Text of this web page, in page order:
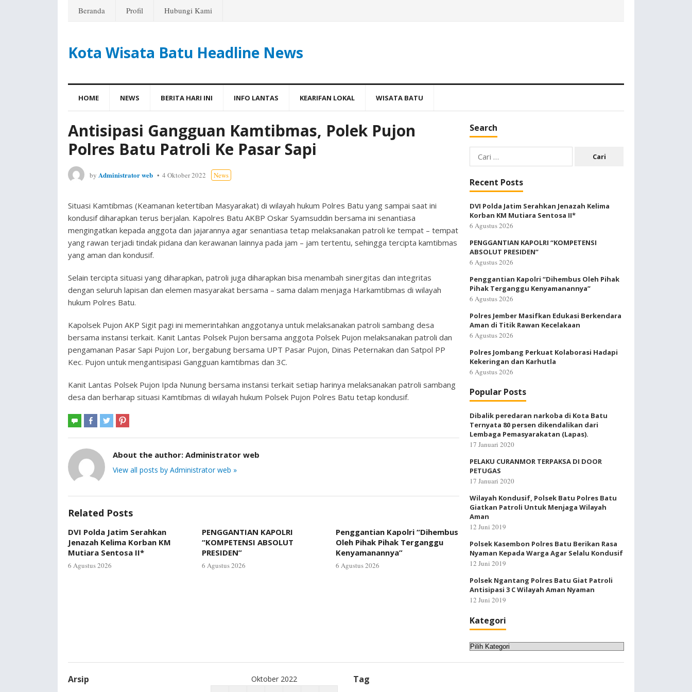
Beranda Profil Hubungi Kami
Kota Wisata Batu Headline News
HOME NEWS BERITA HARI INI INFO LANTAS KEARIFAN LOKAL WISATA BATU
Antisipasi Gangguan Kamtibmas, Polek Pujon
Polres Batu Patroli Ke Pasar Sapi
by Administrator web 4 Oktober 2022 News
Situasi Kamtibmas (Keamanan ketertiban Masyarakat) di wilayah hukum Polres Batu yang sampai saat ini
kondusif diharapkan terus berjalan. Kapolres Batu AKBP Oskar Syamsuddin bersama ini senantiasa
mengingatkan kepada anggota dan jajarannya agar senantiasa tetap melaksanakan patroli ke tempat – tempat
yang rawan terjadi tindak pidana dan kerawanan lainnya pada jam – jam tertentu, sehingga tercipta kamtibmas
yang aman dan kondusif.
Selain tercipta situasi yang diharapkan, patroli juga diharapkan bisa menambah sinergitas dan integritas
dengan seluruh lapisan dan elemen masyarakat bersama – sama dalam menjaga Harkamtibmas di wilayah
hukum Polres Batu.
Kapolsek Pujon AKP Sigit pagi ini memerintahkan anggotanya untuk melaksanakan patroli sambang desa
bersama instansi terkait. Kanit Lantas Polsek Pujon bersama anggota Polsek Pujon melaksanakan patroli dan
pengamanan Pasar Sapi Pujon Lor, bergabung bersama UPT Pasar Pujon, Dinas Peternakan dan Satpol PP
Kec. Pujon untuk mengantisipasi Gangguan kamtibmas dan 3C.
Kanit Lantas Polsek Pujon Ipda Nunung bersama instansi terkait setiap harinya melaksanakan patroli sambang
desa dan berharap situasi Kamtibmas di wilayah hukum Polsek Pujon Polres Batu tetap kondusif.
About the author: Administrator web
View all posts by Administrator web »
Related Posts
DVI Polda Jatim Serahkan
Jenazah Kelima Korban KM
Mutiara Sentosa II*
6 Agustus 2026
PENGGANTIAN KAPOLRI
“KOMPETENSI ABSOLUT
PRESIDEN”
6 Agustus 2026
Penggantian Kapolri “Dihembus
Oleh Pihak Pihak Terganggu
Kenyamanannya”
6 Agustus 2026
Search
Cari
untuk:
Recent Posts
DVI Polda Jatim Serahkan Jenazah Kelima
Korban KM Mutiara Sentosa II*
6 Agustus 2026
PENGGANTIAN KAPOLRI “KOMPETENSI
ABSOLUT PRESIDEN”
6 Agustus 2026
Penggantian Kapolri “Dihembus Oleh Pihak
Pihak Terganggu Kenyamanannya”
6 Agustus 2026
Polres Jember Masifkan Edukasi Berkendara
Aman di Titik Rawan Kecelakaan
6 Agustus 2026
Polres Jombang Perkuat Kolaborasi Hadapi
Kekeringan dan Karhutla
6 Agustus 2026
Popular Posts
Dibalik peredaran narkoba di Kota Batu
Ternyata 80 persen dikendalikan dari
Lembaga Pemasyarakatan (Lapas).
17 Januari 2020
PELAKU CURANMOR TERPAKSA DI DOOR
PETUGAS
17 Januari 2020
Wilayah Kondusif, Polsek Batu Polres Batu
Giatkan Patroli Untuk Menjaga Wilayah
Aman
12 Juni 2019
Polsek Kasembon Polres Batu Berikan Rasa
Nyaman Kepada Warga Agar Selalu Kondusif
12 Juni 2019
Polsek Ngantang Polres Batu Giat Patroli
Antisipasi 3 C Wilayah Aman Nyaman
12 Juni 2019
Kategori
Kategori
Arsip
Oktober 2022
Tag